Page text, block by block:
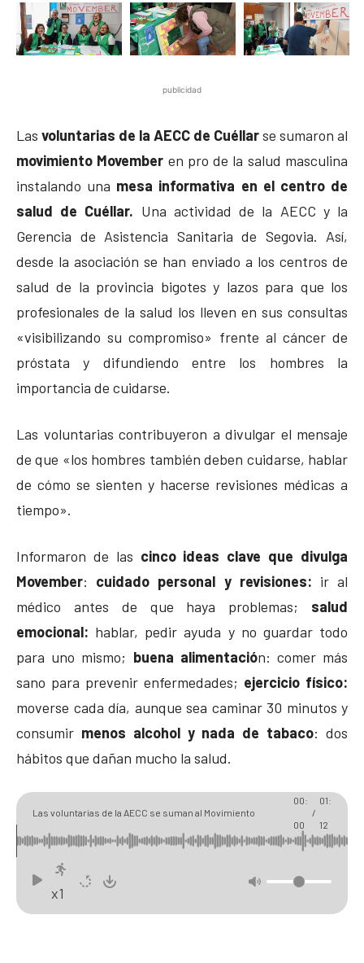
publicidad
Las voluntarias de la AECC de Cuéllarse sumaron al
movimiento Movember en pro de la salud masculina
instalando una mesa informativa en el centro de
salud de Cuéllar. Una actividad de la AECC y la
Gerencia de Asistencia Sanitaria de Segovia. Así,
desde la asociación se han enviado a los centros de
salud de la provincia bigotes y lazos para que los
profesionales de la salud los lleven en sus consultas
«visibilizando su compromiso» frente al cáncer de
próstata y difundiendo entre los hombres la
importancia de cuidarse.
Las voluntarias contribuyeron a divulgar el mensaje
de que «los hombres también deben cuidarse, hablar
de cómo se sienten y hacerse revisiones médicas a
tiempo».
Informaron de las cinco ideas clave que divulga
Movember: cuidado personal y revisiones: ir al
médico antes de que haya problemas; salud
emocional: hablar, pedir ayuda y no guardar todo
para uno mismo; buena alimentación: comer más
sano para prevenir enfermedades; ejercicio físico:
moverse cada día, aunque sea caminar 30 minutos y
consumir menos alcohol y nada de tabaco: dos
hábitos que dañan mucho la salud.
Las voluntarias de la AECC se suman al Movimiento
Movember en pro de la salud masculina
00:
00
/
01:
12
x1